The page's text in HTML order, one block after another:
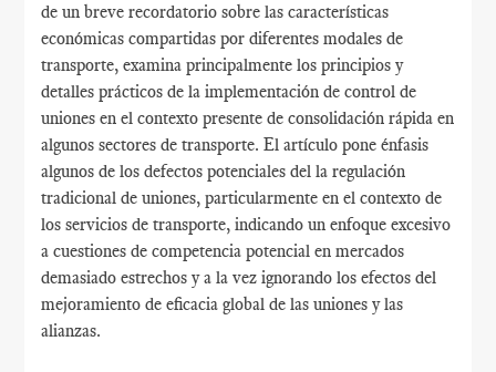
de un breve recordatorio sobre las características
económicas compartidas por diferentes modales de
transporte, examina principalmente los principios y
detalles prácticos de la implementación de control de
uniones en el contexto presente de consolidación rápida en
algunos sectores de transporte. El artículo pone énfasis
algunos de los defectos potenciales del la regulación
tradicional de uniones, particularmente en el contexto de
los servicios de transporte, indicando un enfoque excesivo
a cuestiones de competencia potencial en mercados
demasiado estrechos y a la vez ignorando los efectos del
mejoramiento de eficacia global de las uniones y las
alianzas.